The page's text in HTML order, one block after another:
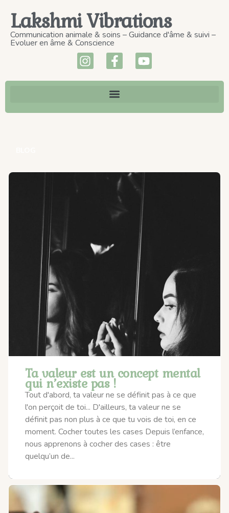
Lakshmi Vibrations
Communication animale & soins – Guidance d'âme & suivi –
Evoluer en âme & Conscience
Ta valeur est un concept mental
qui n’existe pas !
Tout d'abord, ta valeur ne se définit pas à ce que
l'on perçoit de toi... D'ailleurs, ta valeur ne se
définit pas non plus à ce que tu vois de toi, en ce
moment. Cocher toutes les cases Depuis l’enfance,
nous apprenons à cocher des cases : être
quelqu’un de...